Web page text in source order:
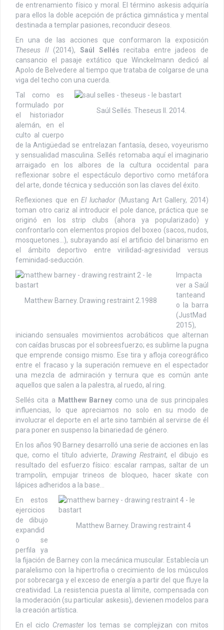
de entrenamiento físico y moral. El término askesis adquiría
para ellos la doble acepción de práctica gimnástica y mental
destinada a templar pasiones, reconducir deseos.
En una de las acciones que conformaron la exposición
Theseus II(2014), Saúl Sellés recitaba entre jadeos de
cansancio el pasaje extático que Winckelmann dedicó al
Apolo de Belvedere al tiempo que trataba de colgarse de una
viga del techo con una cuerda.
Saúl Sellés. Theseus II. 2014.
Tal como es
formulado por
el historiador
alemán, en el
culto al cuerpo
de la Antigüedad se entrelazan fantasía, deseo, voyeurismo
y sensualidad masculina. Sellés retomaba aquí el imaginario
arraigado en los albores de la cultura occidental para
reflexionar sobre el espectáculo deportivo como metáfora
del arte, donde técnica y seducción son las claves del éxito.
Reflexiones que enEl luchador (Mustang Art Gallery, 2014)
toman otro cariz al introducir el pole dance, práctica que se
originó en los strip clubs (ahora ya popularizado) y
confrontarlo con elementos propios del boxeo (sacos, nudos,
mosquetones…), subrayando así el artificio del binarismo en
el ámbito deportivo entre virilidad-agresividad versus
feminidad-seducción.
Matthew Barney. Drawing restraint 2.1988
Impacta
ver a Saúl
tanteand
o la barra
(JustMad
2015),
iniciando sensuales movimientos acrobáticos que alternan
con caídas bruscas por el sobreesfuerzo; es sublime la pugna
que emprende consigo mismo. Ese tira y afloja coreográfico
entre el fracaso y la superación remueve en el espectador
una mezcla de admiración y ternura que es común ante
aquellos que salen a la palestra, al ruedo, al ring.
Sellés cita a Matthew Barney como una de sus principales
influencias, lo que apreciamos no solo en su modo de
involucrar el deporte en el arte sino también al servirse de él
para poner en suspenso la binariedad de género.
En los años 90 Barney desarrolló una serie de acciones en las
que, como el título advierte, Drawing Restraint, el dibujo es
resultado del esfuerzo físico: escalar rampas, saltar de un
trampolín, empujar trineos de bloqueo, hacer skate con
lápices adheridos a la base…
Matthew Barney. Drawing restraint 4
En estos
ejercicios
de dibujo
expandid
o se
perfila ya
la fijación de Barney con la mecánica muscular. Establecía un
paralelismo con la hipertrofia o crecimiento de los músculos
por sobrecarga y el exceso de energía a partir del que fluye la
creatividad. La resistencia puesta al límite, compensada con
la moderación (su particular askesis), devienen modelos para
la creación artística.
En el ciclo Cremaster los temas se complejizan con mitos